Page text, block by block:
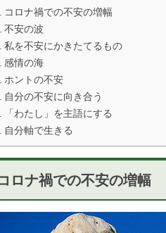
コロナ禍での不安の増幅
不安の波
私を不安にかきたてるもの
感情の海
ホントの不安
自分の不安に向き合う
「わたし」を主語にする
自分軸で生きる
ロナ禍での不安の増幅